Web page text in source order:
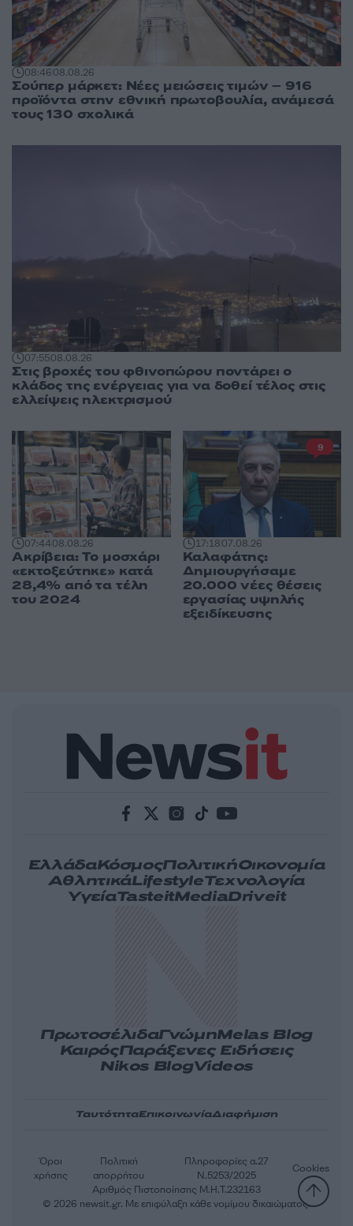
08:4608.08.26
Σούπερ μάρκετ: Νέες μειώσεις τιμών – 916
προϊόντα στην εθνική πρωτοβουλία, ανάμεσά
τους 130 σχολικά
07:5508.08.26
Στις βροχές του φθινοπώρου ποντάρει ο
κλάδος της ενέργειας για να δοθεί τέλος στις
ελλείψεις ηλεκτρισμού
07:4408.08.26
Ακρίβεια: Το μοσχάρι
«εκτοξεύτηκε» κατά
28,4% από τα τέλη
του 2024
17:1807.08.26
Καλαφάτης:
Δημιουργήσαμε
20.000 νέες θέσεις
εργασίας υψηλής
εξειδίκευσης
9
ΕλλάδαΚόσμοςΠολιτικήΟικονομία
ΑθλητικάLifestyleΤεχνολογία
ΥγείαTasteitMediaDriveit
ΠρωτοσέλιδαΓνώμηMelas Blog
ΚαιρόςΠαράξενες Ειδήσεις
Nikos BlogVideos
ΤαυτότηταΕπικοινωνίαΔιαφήμιση
Αριθμός Πιστοποίησης Μ.Η.Τ.232163
Όροι
χρήσης
Πολιτική
απορρήτου
Πληροφορίες α.27
Ν.5253/2025
Cookies
© 2026 newsit.gr. Με επιφύλαξη κάθε νομίμου δικαιώματος.